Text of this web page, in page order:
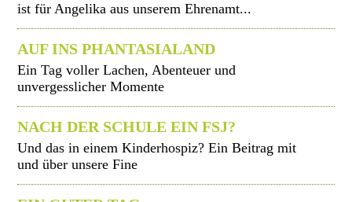
ist für Angelika aus unserem Ehrenamt...
AUF INS PHANTASIALAND
Ein Tag voller Lachen, Abenteuer und
unvergesslicher Momente
NACH DER SCHULE EIN FSJ?
Und das in einem Kinderhospiz? Ein Beitrag mit
und über unsere Fine